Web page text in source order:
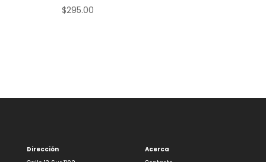
$295.00
Dirección
Acerca